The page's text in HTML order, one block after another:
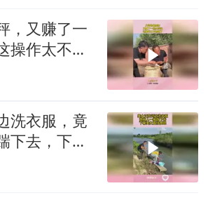
，又赚了一
操作太不地
洗衣服，竟
下去，下幕